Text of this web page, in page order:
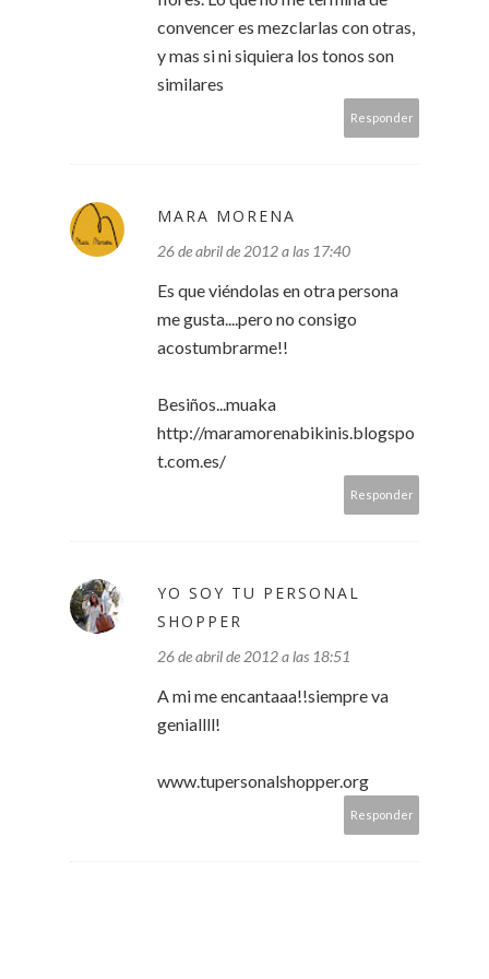
convencer es mezclarlas con otras,
y mas si ni siquiera los tonos son
similares
Responder
MARA MORENA
26 de abril de 2012 a las 17:40
Es que viéndolas en otra persona
me gusta....pero no consigo
acostumbrarme!!
Besiños...muaka
http://maramorenabikinis.blogspo
t.com.es/
Responder
YO SOY TU PERSONAL
SHOPPER
26 de abril de 2012 a las 18:51
A mi me encantaaa!!siempre va
geniallll!
www.tupersonalshopper.org
Responder